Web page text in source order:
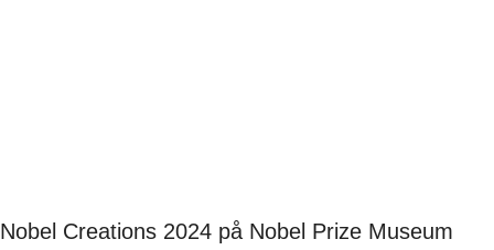
Nobel Creations 2024 på Nobel Prize Museum